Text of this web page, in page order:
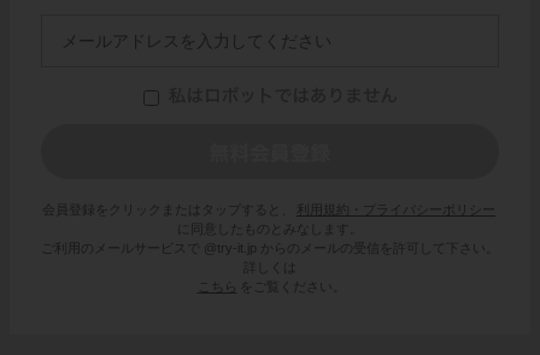
会員登録をクリックまたはタップすると、
利用規約・プライバシーポリシー
に同意したものとみなします。
ご利用のメールサービスで @try-it.jp からのメールの受信を許可して下さい。
詳しくは
こちら
をご覧ください。